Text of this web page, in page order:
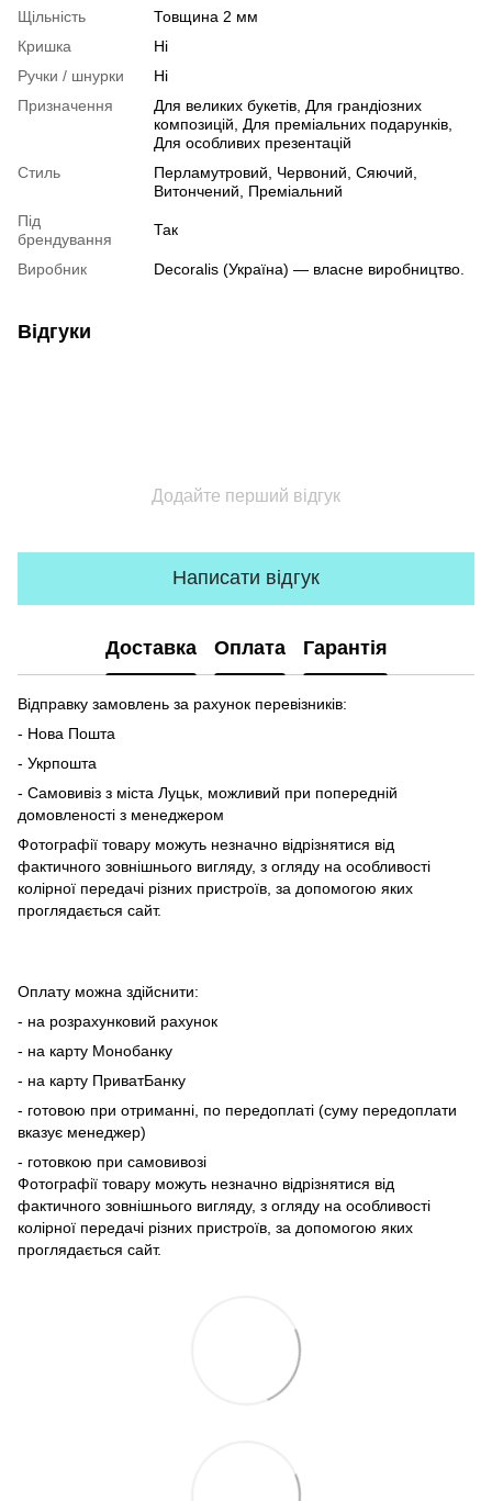
Щільність
Товщина 2 мм
Кришка
Ні
Ручки / шнурки
Ні
Призначення
Для великих букетів, Для грандіозних
композицій, Для преміальних подарунків,
Для особливих презентацій
Стиль
Перламутровий, Червоний, Сяючий,
Витончений, Преміальний
Під
брендування
Так
Виробник Decoralis (Україна) — власне виробництво.
Відгуки
Додайте перший відгук
Написати відгук
Доставка Оплата Гарантія
Відправку замовлень за рахунок перевізників:
- Нова Пошта
- Укрпошта
- Самовивіз з міста Луцьк, можливий при попередній
домовленості з менеджером
Фотографії товару можуть незначно відрізнятися від
фактичного зовнішнього вигляду, з огляду на особливості
колірної передачі різних пристроїв, за допомогою яких
проглядається сайт.
Оплату можна здійснити:
- на розрахунковий рахунок
- на карту Монобанку
- на карту ПриватБанку
- готовою при отриманні, по передоплаті (суму передоплати
вказує менеджер)
- готовкою при самовивозі
Фотографії товару можуть незначно відрізнятися від
фактичного зовнішнього вигляду, з огляду на особливості
колірної передачі різних пристроїв, за допомогою яких
проглядається сайт.